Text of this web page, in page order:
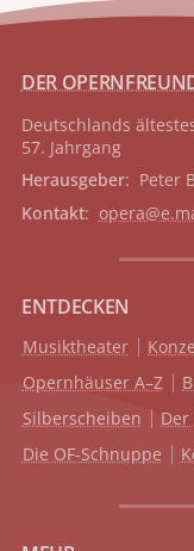
DER
Deutschlands
57. Jahrgang
Herausgeber: Peter
Kontakt:
ENTDECKEN
Musiktheater
Opernhäuser A–Z
Silberscheiben
Der
Die OF-Schnuppe